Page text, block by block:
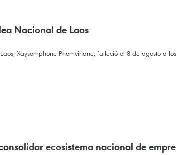
Nacional de Laos
Xaysomphone Phomvihane, falleció el 8 de agosto a
ecosistema nacional de